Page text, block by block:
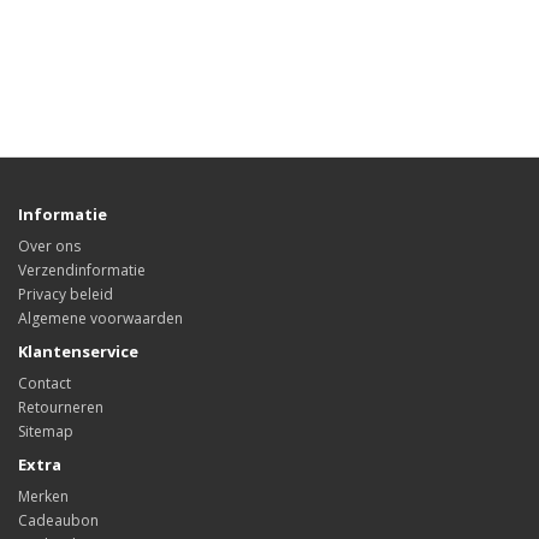
Informatie
Over ons
Verzendinformatie
Privacy beleid
Algemene voorwaarden
Klantenservice
Contact
Retourneren
Sitemap
Extra
Merken
Cadeaubon